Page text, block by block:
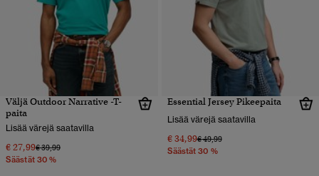
Väljä Outdoor Narrative -T-
paita
Lisää värejä saatavilla
€ 27,99Hinta alennettu hinnasta
€ 39,99hintaan
Säästät 30 %
Essential Jersey Pikeepaita
Lisää värejä saatavilla
€ 34,99Hinta alennettu hinnasta
€ 49,99hintaan
Säästät 30 %